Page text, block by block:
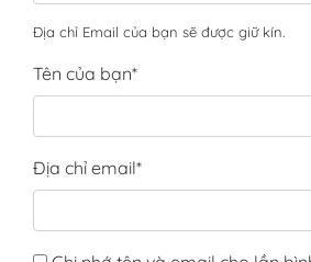
Địa chỉ Email của bạn sẽ được giữ kín.
Tên của bạn*
Địa chỉ email*